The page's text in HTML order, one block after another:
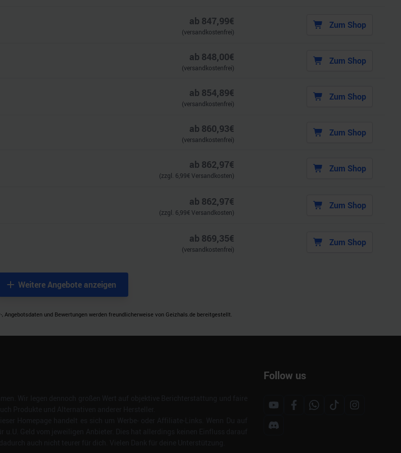
ab 847,99€
(versandkostenfrei)
Zum Shop
ab 848,00€
(versandkostenfrei)
Zum Shop
ab 854,89€
(versandkostenfrei)
Zum Shop
ab 860,93€
(versandkostenfrei)
Zum Shop
ab 862,97€
(zzgl. 6,99€ Versandkosten)
Zum Shop
ab 862,97€
(zzgl. 6,99€ Versandkosten)
Zum Shop
ab 869,35€
(versandkostenfrei)
Zum Shop
Weitere Angebote anzeigen
, Angebotsdaten und Bewertungen werden freundlicherweise von Geizhals.de bereitgestellt.
Follow us